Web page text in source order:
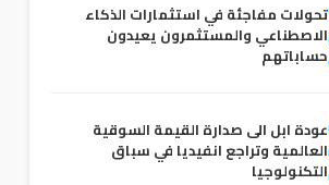
تحولات مفاجئة في استثمارات الذكاء
الاصطناعي والمستثمرون يعيدون
حساباتهم
عودة ابل الى صدارة القيمة السوقية
العالمية وتراجع انفيديا في سباق
التكنولوجيا